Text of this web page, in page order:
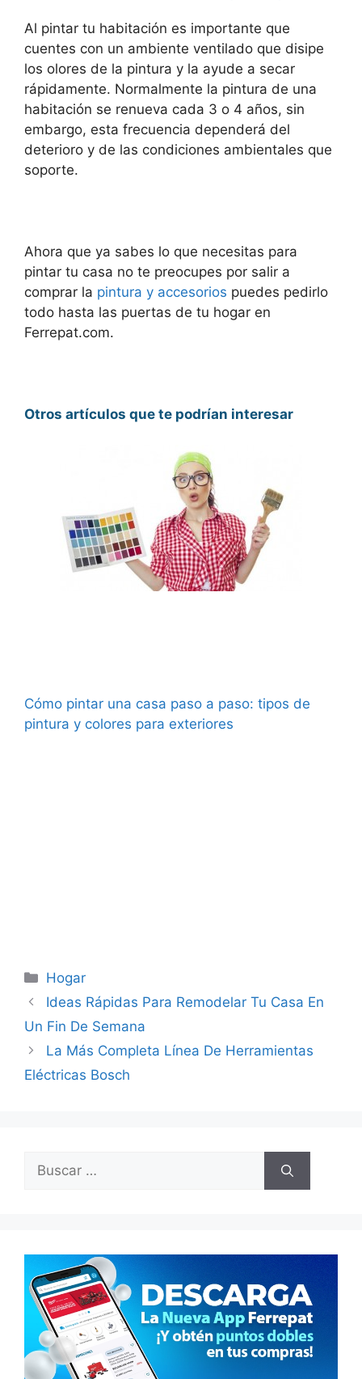
Al pintar tu habitación es importante que
cuentes con un ambiente ventilado que disipe
los olores de la pintura y la ayude a secar
rápidamente. Normalmente la pintura de una
habitación se renueva cada 3 o 4 años, sin
embargo, esta frecuencia dependerá del
deterioro y de las condiciones ambientales que
soporte.
Ahora que ya sabes lo que necesitas para
pintar tu casa no te preocupes por salir a
comprar la pintura y accesorios puedes pedirlo
todo hasta las puertas de tu hogar en
Ferrepat.com.
Otros artículos que te podrían interesar
Cómo pintar una casa paso a paso: tipos de
pintura y colores para exteriores
Categorías
Hogar
Ideas Rápidas Para Remodelar Tu Casa En
Un Fin De Semana
La Más Completa Línea De Herramientas
Eléctricas Bosch
Buscar: